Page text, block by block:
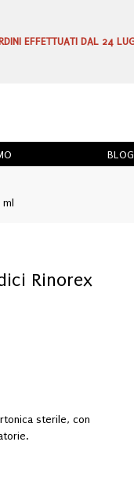
EFFETTUATI DAL 24
BLOG
ml
Rinorex
sterile, con